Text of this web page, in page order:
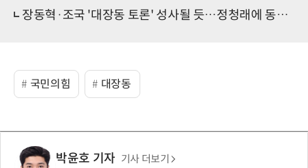
장동혁·조국 '대장동 토론' 성사될 듯…정청래에 동참 제안
국민의힘 대장동
박윤호 기자 기사 더보기